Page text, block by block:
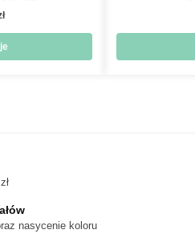
Zakres
od
18 zł
nasycenie koloru